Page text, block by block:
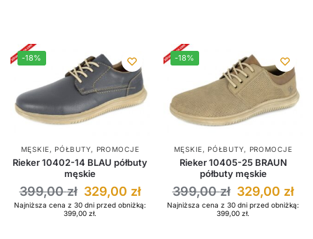
-18%
MĘSKIE,PÓŁBUTY, PROMOCJE
Rieker 10402-14 BLAU półbuty
męskie
399,00zł 329,00 zł
Najniższa cena z 30 dni przed obniżką:
399,00 zł.
-18%
MĘSKIE,PÓŁBUTY, PROMOCJE
Rieker 10405-25 BRAUN
półbuty męskie
399,00zł 329,00 zł
Najniższa cena z 30 dni przed obniżką:
399,00 zł.